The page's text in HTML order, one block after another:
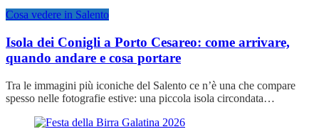
Cosa vedere in Salento
Isola dei Conigli a Porto Cesareo: come arrivare,
quando andare e cosa portare
Tra le immagini più iconiche del Salento ce n’è una che compare
spesso nelle fotografie estive: una piccola isola circondata…